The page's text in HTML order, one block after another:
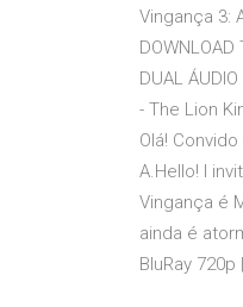
Vingança 3:
DOWNLOAD
DUAL
- The Lion
Olá!
A.Hello! I
Vingança é
ainda é
BluRay